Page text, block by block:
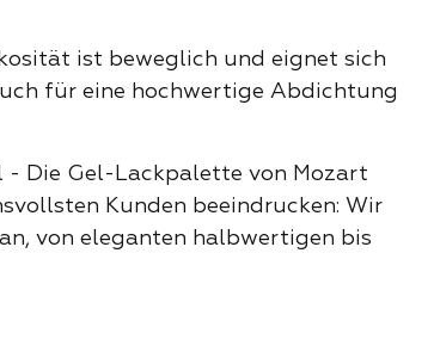
ist beweglich und eignet sich
für eine hochwertige Abdichtung
Die Gel-Lackpalette von Mozart
Kunden beeindrucken: Wir
von eleganten halbwertigen bis